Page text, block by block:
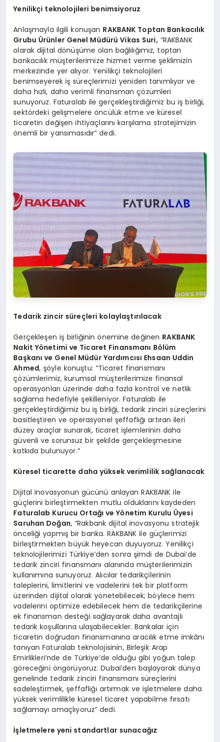
Yenilikçi teknolojileri benimsiyoruz
Anlaşmayla ilgili konuşan RAKBANK Toptan Bankacılık
Grubu Ürünler Genel Müdürü Vikas Suri, “RAKBANK
olarak dijital dönüşüme olan bağlılığımız, toptan
bankacılık müşterilerimize hizmet verme şeklimizin
merkezinde yer alıyor. Yenilikçi teknolojileri
benimseyerek iş süreçlerimizi yeniden tanımlıyor ve
daha hızlı, daha verimli finansman çözümleri
sunuyoruz. Faturalab ile gerçekleştirdiğimiz bu iş birliği,
sektördeki gelişmelere öncülük etme ve küresel
ticaretin değişen ihtiyaçlarını karşılama stratejimizin
önemli bir yansımasıdır” dedi.
Tedarik zincir süreçleri kolaylaştırılacak
Gerçekleşen iş birliğinin önemine değinen RAKBANK
Nakit Yönetimi ve Ticaret Finansmanı Bölüm
Başkanı ve Genel Müdür Yardımcısı Ehsaan Uddin
Ahmed, şöyle konuştu: “Ticaret finansmanı
çözümlerimiz, kurumsal müşterilerimize finansal
operasyonları üzerinde daha fazla kontrol ve netlik
sağlama hedefiyle şekilleniyor. Faturalab ile
gerçekleştirdiğimiz bu iş birliği, tedarik zinciri süreçlerini
basitleştiren ve operasyonel şeffaflığı artıran ileri
düzey araçlar sunarak, ticaret işlemlerinin daha
güvenli ve sorunsuz bir şekilde gerçekleşmesine
katkıda bulunuyor.”
Küresel ticarette daha yüksek verimlilik sağlanacak
Dijital inovasyonun gücünü anlayan RAKBANK ile
güçlerini birleştirmekten mutlu olduklarını kaydeden
Faturalab Kurucu Ortağı ve Yönetim Kurulu Üyesi
Saruhan Doğan, “Rakbank dijital inovasyonu stratejik
önceliği yapmış bir banka. RAKBANK ile güçlerimizi
birleştirmekten büyük heyecan duyuyoruz. Yenilikçi
teknolojilerimizi Türkiye’den sonra şimdi de Dubai’de
tedarik zinciri finansmanı alanında müşterilerimizin
kullanımına sunuyoruz. Alıcılar tedarikçilerinin
taleplerini, limitlerini ve vadelerini tek bir platform
üzerinden dijital olarak yönetebilecek; böylece hem
vadelerini optimize edebilecek hem de tedarikçilerine
ek finansman desteği sağlayarak daha avantajlı
tedarik koşullarına ulaşabilecekler. Bankalar için
ticaretin doğrudan finansmanına aracılık etme imkânı
tanıyan Faturalab teknolojisinin, Birleşik Arap
Emirlikleri’nde de Türkiye’de olduğu gibi yoğun talep
göreceğini öngörüyoruz. Dubai’den başlayarak dünya
genelinde tedarik zinciri finansmanı süreçlerini
sadeleştirmek, şeffaflığı artırmak ve işletmelere daha
yüksek verimlilikle küresel ticaret yapabilme fırsatı
sağlamayı amaçlıyoruz” dedi.
İşletmelere yeni standartlar sunacağız